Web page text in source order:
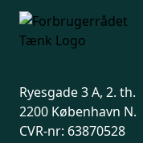
Ryesgade 3 A, 2. th.
2200 København N.
CVR-nr: 63870528